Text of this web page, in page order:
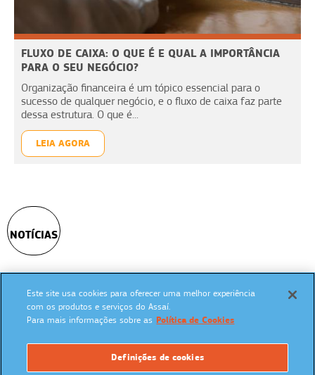
FLUXO DE CAIXA: O QUE É E QUAL A IMPORTÂNCIA
PARA O SEU NEGÓCIO?
Organização financeira é um tópico essencial para o
sucesso de qualquer negócio, e o fluxo de caixa faz parte
dessa estrutura. O que é...
LEIA AGORA
NOTÍCIAS
SIGA NAS REDES SOCIAIS:
Este site usa cookies para oferecer uma melhor experiência
com os produtos e serviços do Assaí.
Para mais informações sobre as Política de Cookies
Definições de cookies